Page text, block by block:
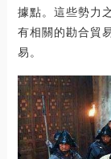
據點。這些勢力
有相關的勘合貿
易。